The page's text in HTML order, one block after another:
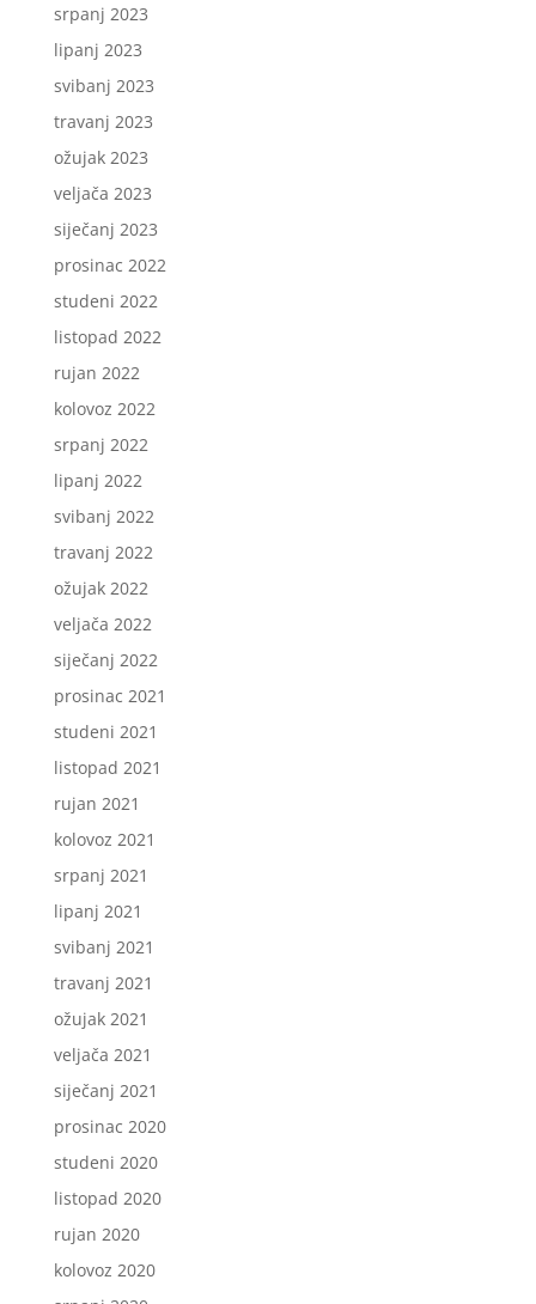
srpanj 2023
lipanj 2023
svibanj 2023
travanj 2023
ožujak 2023
veljača 2023
siječanj 2023
prosinac 2022
studeni 2022
listopad 2022
rujan 2022
kolovoz 2022
srpanj 2022
lipanj 2022
svibanj 2022
travanj 2022
ožujak 2022
veljača 2022
siječanj 2022
prosinac 2021
studeni 2021
listopad 2021
rujan 2021
kolovoz 2021
srpanj 2021
lipanj 2021
svibanj 2021
travanj 2021
ožujak 2021
veljača 2021
siječanj 2021
prosinac 2020
studeni 2020
listopad 2020
rujan 2020
kolovoz 2020